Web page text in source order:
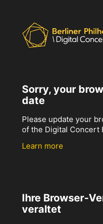
Sorry, your
date
Please update your
of the Digital Concert
Learn more
Ihre Browser-
veraltet